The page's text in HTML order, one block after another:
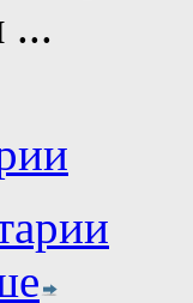
...